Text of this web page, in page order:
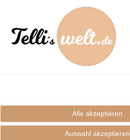
Alle akzeptieren
Auswahl akzeptieren